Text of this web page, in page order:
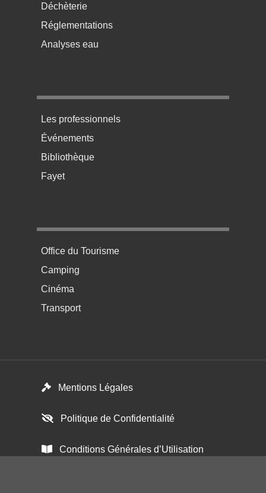
Déchèterie
Réglementations
Analyses eau
Menu pratique bas de page 3
Les professionnels
Événements
Bibliothèque
Fayet
Menu pratique bas de page 4
Office du Tourisme
Camping
Cinéma
Transport
Mentions Légales
Politique de Confidentialité
Conditions Générales d’Utilisation